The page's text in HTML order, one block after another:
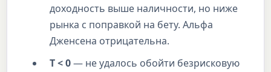
доходность выше наличности, но ниже
рынка с поправкой на бету. Альфа
Дженсена отрицательна.
T < 0— не удалось обойти безрисковую